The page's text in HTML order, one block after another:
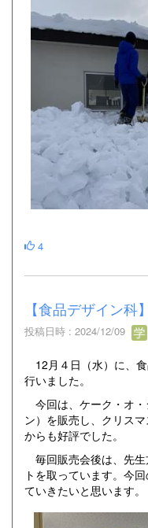
4
【食品デザイン
投稿日時 : 2024/12/09
12月４日（水）に、
行いました。
今回は、ケーク・オ
ン）を販売し、クリス
からも好評でした。
毎回販売会後は、先
トを取っています。今
ていきたいと思います。